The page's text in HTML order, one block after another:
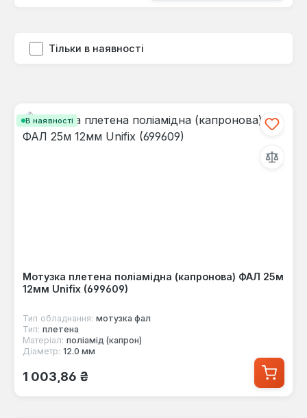
Тільки в наявності
В наявності
Мотузка плетена поліамідна (капронова) ФАЛ 25м
12мм Unifix (699609)
Тип обладнання: мотузка фал
Тип: плетена
Матеріал: поліамід (капрон)
Діаметр: 12.0 мм
Звичайна ціна:
1 003,86 ₴